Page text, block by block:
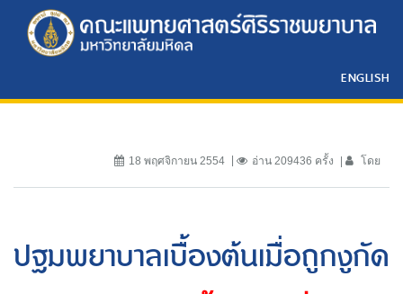
ENGLISH
18 พฤศจิกายน 2554 อ่าน 209436 ครั้ง โดย
ปฐมพยาบาลเบื้องต้นเมื่อถูกงูกัด